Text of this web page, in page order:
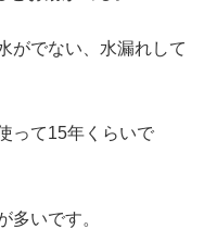
がでない、水漏れして
って15年くらいで
多いです。